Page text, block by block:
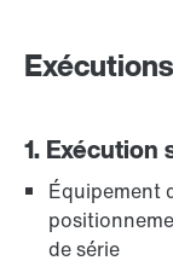
Exécutions
1. Exécution
Équipement
de série